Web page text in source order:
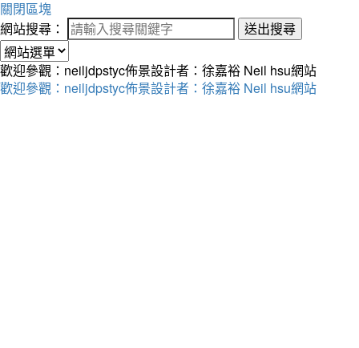
關閉區塊
網站搜尋：
送出搜尋
歡迎參觀：neiljdpstyc佈景設計者：徐嘉裕 Neil hsu網站
歡迎參觀：neiljdpstyc佈景設計者：徐嘉裕 Neil hsu網站